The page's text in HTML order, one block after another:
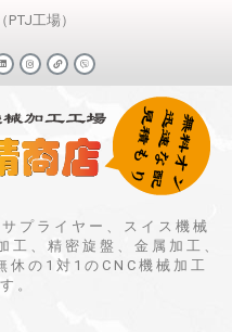
工場）
プライヤー、スイス機械
工、精密旋盤、金属加工、
休の1対1のCNC機械加工
。